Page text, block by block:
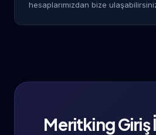
hesaplarımızdan bize
Meritking Giriş